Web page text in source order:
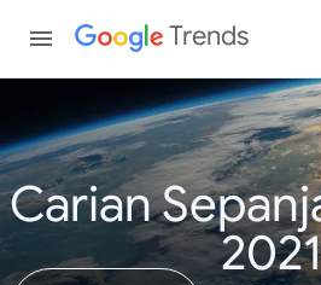
Trends
Carian
2021